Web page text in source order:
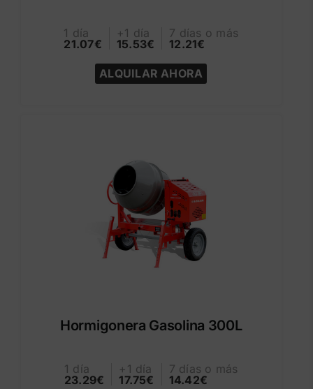
1 día
21.07€
+1 día
15.53€
7 días o más
12.21€
ALQUILAR AHORA
Hormigonera Gasolina 300L
1 día
23.29€
+1 día
17.75€
7 días o más
14.42€